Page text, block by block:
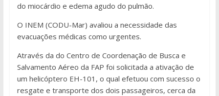
do miocárdio e edema agudo do pulmão.
O INEM (CODU-Mar) avaliou a necessidade das
evacuações médicas como urgentes.
Através da do Centro de Coordenação de Busca e
Salvamento Aéreo da FAP foi solicitada a ativação de
um helicóptero EH-101, o qual efetuou com sucesso o
resgate e transporte dos dois passageiros, cerca da